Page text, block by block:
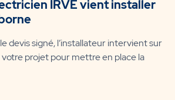
IRVE vient installer
devis signé, l’installateur intervient sur
votre projet pour mettre en place la